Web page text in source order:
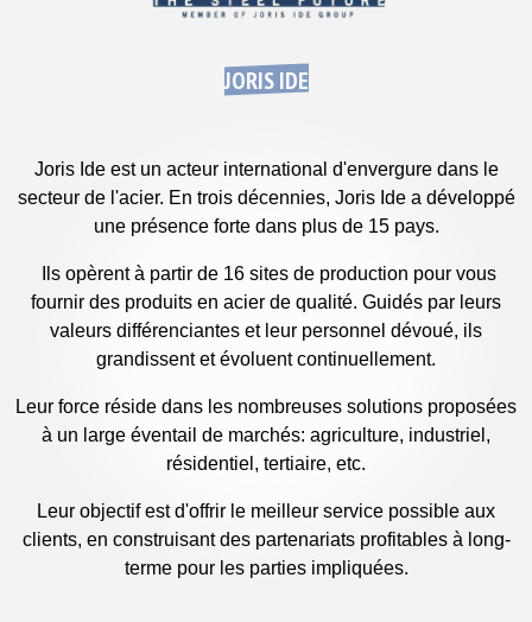
JORIS IDE
Joris Ide est un acteur international d'envergure dans le
secteur de l'acier. En trois décennies, Joris Ide a développé
une présence forte dans plus de 15 pays.
Ils opèrent à partir de 16 sites de production pour vous
fournir des produits en acier de qualité. Guidés par leurs
valeurs différenciantes et leur personnel dévoué, ils
grandissent et évoluent continuellement.
Leur force réside dans les nombreuses solutions proposées
à un large éventail de marchés: agriculture, industriel,
résidentiel, tertiaire, etc.
Leur objectif est d'offrir le meilleur service possible aux
clients, en construisant des partenariats profitables à long-
terme pour les parties impliquées.